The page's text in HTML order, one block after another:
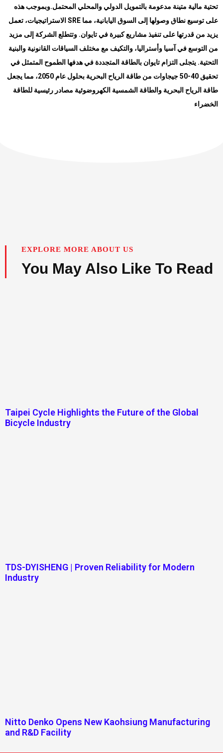
تحتية مالية متينة مدعومة بالتمويل الدولي والمحلي المحتمل.وبموجب هذه
الاستراتيجيات، تعمل SRE على توسيع نطاق وصولها إلى السوق اليابانية، مما
يزيد من قدرتها على تنفيذ مشاريع كبيرة في تايوان. وتتطلع الشركة إلى مزيد
من التوسع في آسيا وأستراليا، والتكيف مع مختلف السياقات القانونية والبنية
التحتية. يتجلى التزام تايوان بالطاقة المتجددة في هدفها الطموح المتمثل في
تحقيق 40-50 جيجاوات من طاقة الرياح البحرية بحلول عام 2050، مما يجعل
طاقة الرياح البحرية والطاقة الشمسية الكهروضوئية مصادر رئيسية للطاقة
الخضراء
EXPLORE MORE ABOUT US
You May Also Like To Read
Taipei Cycle Highlights the Future of the Global
Bicycle Industry
TDS-DYISHENG | Proven Reliability for Modern
Industry
Nitto Denko Opens New Kaohsiung Manufacturing
and R&D Facility